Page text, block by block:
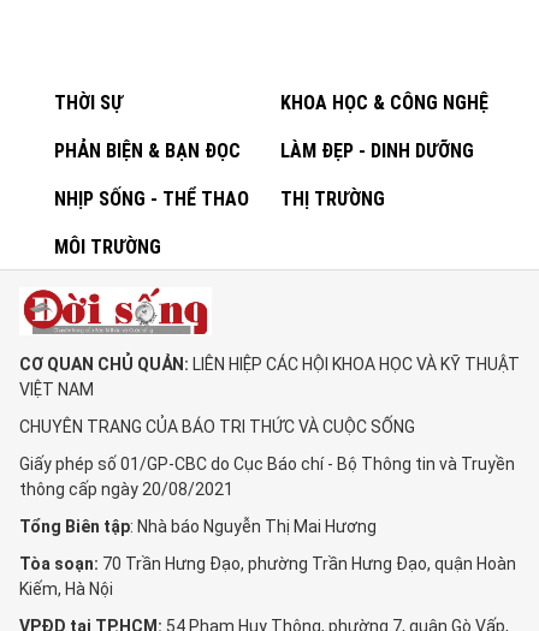
THỜI SỰ KHOA HỌC & CÔNG NGHỆ
PHẢN BIỆN & BẠN ĐỌC LÀM ĐẸP - DINH DƯỠNG
NHỊP SỐNG - THỂ THAO THỊ TRƯỜNG
MÔI TRƯỜNG
CƠ QUAN CHỦ QUẢN: LIÊN HIỆP CÁC HỘI KHOA HỌC VÀ KỸ THUẬT
VIỆT NAM
CHUYÊN TRANG CỦA BÁO TRI THỨC VÀ CUỘC SỐNG
Giấy phép số 01/GP-CBC do Cục Báo chí - Bộ Thông tin và Truyền
thông cấp ngày 20/08/2021
Tổng Biên tập: Nhà báo Nguyễn Thị Mai Hương
Tòa soạn: 70 Trần Hưng Đạo, phường Trần Hưng Đạo, quận Hoàn
Kiếm, Hà Nội
VPĐD tại TP.HCM: 54 Phạm Huy Thông, phường 7, quận Gò Vấp,